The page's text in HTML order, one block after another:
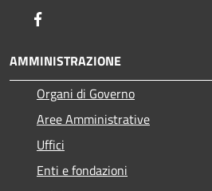
AMMINISTRAZIONE
Organi di Governo
Aree Amministrative
Uffici
Enti e fondazioni